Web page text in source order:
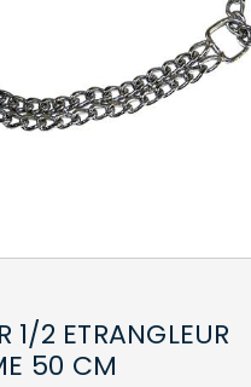
1/2 ETRANGLEUR
50 CM